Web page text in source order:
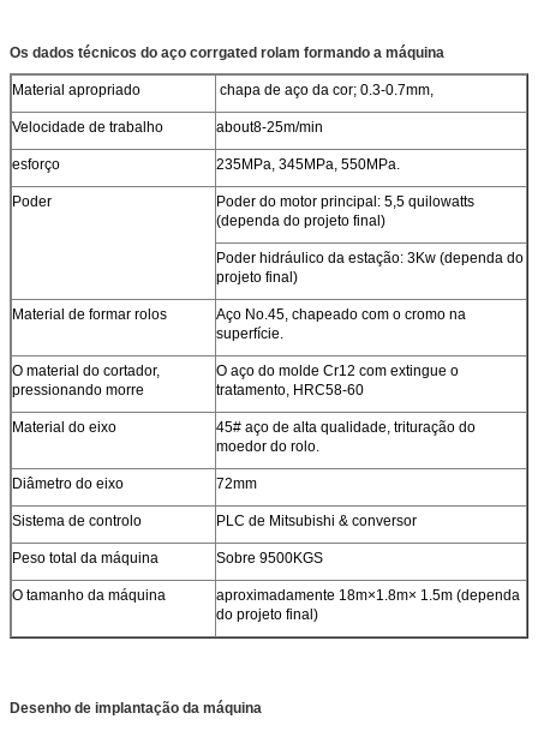
Os dados técnicos do aço corrgated rolam formando a máquina
Material apropriado chapa de aço da cor; 0.3-0.7mm,
Velocidade de trabalho about8-25m/min
esforço 235MPa, 345MPa, 550MPa.
Poder
Poder do motor principal: 5,5 quilowatts
(dependa do projeto final)
Poder hidráulico da estação: 3Kw (dependa do
projeto final)
Material de formar rolos
Aço No.45, chapeado com o cromo na
superfície.
O material do cortador,
pressionando morre
O aço do molde Cr12 com extingue o
tratamento, HRC58-60
Material do eixo
45# aço de alta qualidade, trituração do
moedor do rolo.
Diâmetro do eixo 72mm
Sistema de controlo PLC de Mitsubishi & conversor
Peso total da máquina Sobre 9500KGS
O tamanho da máquina
aproximadamente 18m×1.8m× 1.5m (dependa
do projeto final)
Desenho de implantação da máquina